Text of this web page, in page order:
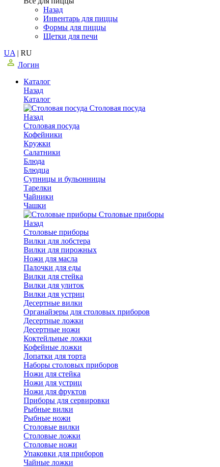
Назад
Инвентарь для пиццы
Формы для пиццы
Щетки для печи
UA | RU
Логин
Каталог
Назад
Каталог
Столовая посуда
Назад
Столовая посуда
Кофейники
Кружки
Салатники
Блюда
Блюдца
Супницы и бульонницы
Тарелки
Чайники
Чашки
Cтоловые приборы
Назад
Cтоловые приборы
Вилки для лобстера
Вилки для пирожных
Ножи для масла
Палочки для еды
Вилки для стейка
Вилки для улиток
Вилки для устриц
Десертные вилки
Органайзеры для столовых приборов
Десертные ложки
Десертные ножи
Коктейльные ложки
Кофейные ложки
Лопатки для торта
Наборы столовых приборов
Ножи для стейка
Ножи для устриц
Ножи для фруктов
Приборы для сервировки
Рыбные вилки
Рыбные ножи
Столовые вилки
Столовые ложки
Столовые ножи
Упаковки для приборов
Чайные ложки